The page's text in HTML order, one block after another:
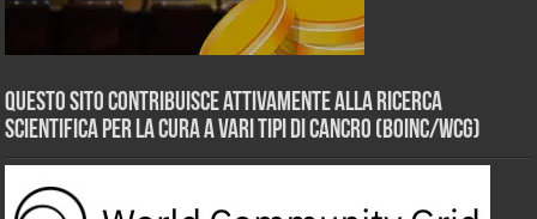
Questo sito contribuisce attivamente alla ricerca
scientifica per la cura a vari tipi di Cancro (BOINC/WCG)